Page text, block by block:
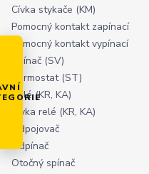
Cívka stykače (KM)
Pomocný kontakt zapínací
Pomocný kontakt vypínací
Spínač (SV)
Termostat (ST)
Relé (KR, KA)
Cívka relé (KR, KA)
Odpojovač
Odpínač
Otočný spínač